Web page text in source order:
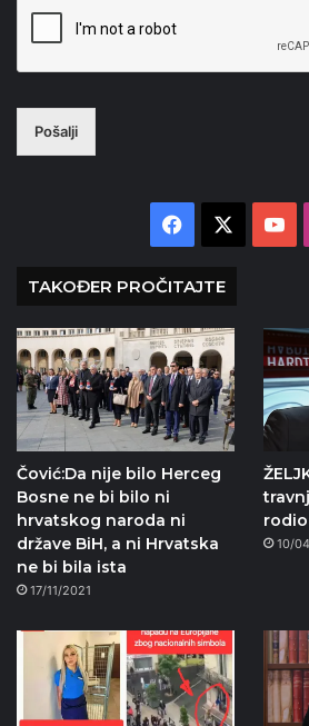
Pošalji
Facebook
TAKOĐER PROČITAJTE
Čović:Da nije bilo Herceg
Bosne ne bi bilo ni
hrvatskog naroda ni
države BiH, a ni Hrvatska
ne bi bila ista
17/11/2021
rodio
10/